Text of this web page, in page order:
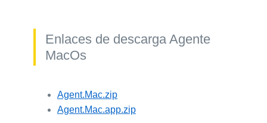
Enlaces de descarga Agente
MacOs
Agent.Mac.zip
Agent.Mac.app.zip